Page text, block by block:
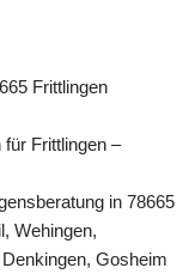
Frittlingen
Frittlingen –
in 78665
Wehingen,
Gosheim